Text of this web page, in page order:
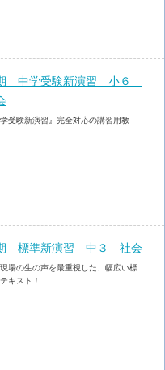
中学受験新演習 小６
学受験新演習』完全対応の講習用教
標準新演習 中３ 社会
場の生の声を最重視した、幅広い標
キスト！